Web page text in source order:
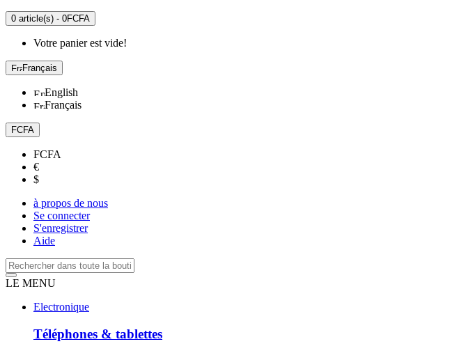
0 article(s) - 0FCFA
Votre panier est vide!
Français
English
Français
FCFA
FCFA
€
$
à propos de nous
Se connecter
S'enregistrer
Aide
LE MENU
Electronique
Téléphones & tablettes